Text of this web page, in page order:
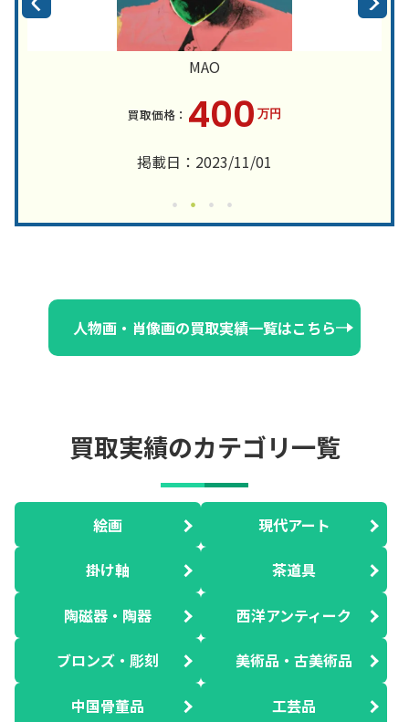
MAO
400 万円
掲載日：2023/11/01
人物画・肖像画の買取実績一覧はこちら
買取実績のカテゴリ一覧
絵画 現代アート
掛け軸 茶道具
陶磁器・陶器 西洋アンティーク
ブロンズ・彫刻 美術品・古美術品
中国骨董品 工芸品